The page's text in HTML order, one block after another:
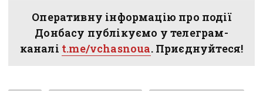
Оперативну інформацію про події
Донбасу публікуємо у телеграм-
каналі t.me/vchasnoua. Приєднуйтеся!